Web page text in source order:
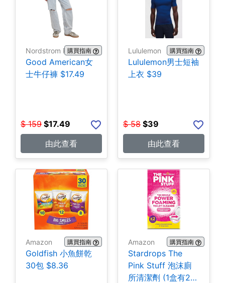
Nordstrom Rack購買指南
Good American女
士牛仔褲 $17.49
$ 159 $17.49
由此查看
Lululemon 購買指南
Lululemon男士短袖
上衣 $39
$ 58 $39
由此查看
Amazon 購買指南
Goldfish 小魚餅乾
30包 $8.36
Amazon 購買指南
Stardrops The
Pink Stuff 泡沫廁
所清潔劑 (1盒有2